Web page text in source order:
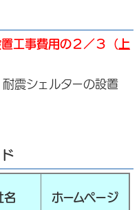
工事費用の２／３（ 上
震シェルターの設置
名 ホームページ